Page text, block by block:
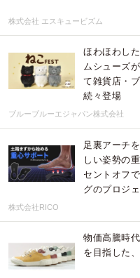
株式会社 エスキュービズム
ほわほわし
ムシューズ
て雑貨店・
続々登場
ブルーブルーエジャパン株式会社
足裏アーチ
しい姿勢の
セントオフ
グのプロジ
株式会社RICO
物価高騰時
を目指した